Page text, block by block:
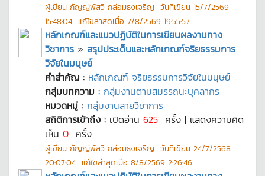
ผู้เขียน กัญญ์พัสวี กล่อมธงเจริญ วันที่เขียน 15/7/2569
15:48:04 แก้ไขล่าสุดเมื่อ 7/8/2569 19:55:57
หลักเกณฑ์และแนวปฏิบัติในการเขียนผลงานทาง
วิชาการ » สรุปประเด็นและหลักเกณฑ์จริยธรรมการ
วิจัยในมนุษย์
คำสำคัญ : หลักเกณฑ์ จริยธรรมการวิจัยในมนุษย์
กลุ่มบทความ : กลุ่มงานตามสมรรถนะบุคลากร
หมวดหมู่ : กลุ่มงานสายวิชาการ
สถิติการเข้าถึง : เปิดอ่าน 625 ครั้ง | แสดงความคิด
เห็น 0 ครั้ง
ผู้เขียน กัญญ์พัสวี กล่อมธงเจริญ วันที่เขียน 24/7/2568
20:07:04 แก้ไขล่าสุดเมื่อ 8/8/2569 2:26:46